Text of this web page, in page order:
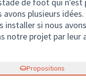
avons plusieurs
installer si nous
notre projet par leur
Propositions